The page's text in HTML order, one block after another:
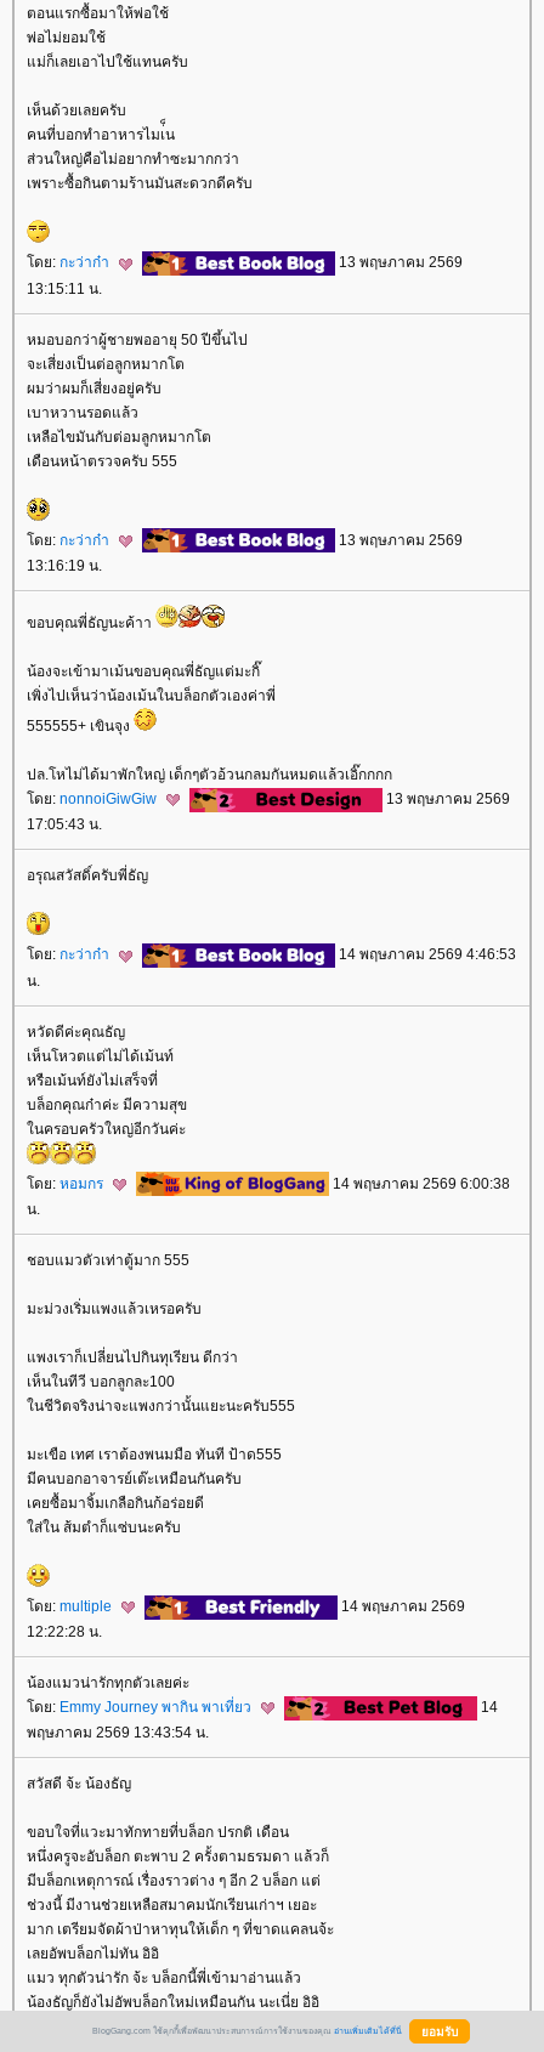
ตอนแรกซื้อมาให้พ่อใช้
พ่อไม่ยอมใช้
ม่ก็เลยเอาไปใช้แทนครับ
เห็นด้วยเลยครับ
คนที่บอกทำอาหารไมเ่็น
ส่วนใหญ่คือไม่อยากทำซะมากกว่า
เพราะซื้อกินตามร้านมันสะดวกดีครับ
ดย: กะว่าก๋า
13 พฤษภาคม 2569
13:15:11 น.
หมอบอกว่าผู้ชายพออายุ 50 ปีขึ้นไป
จะเสี่ยงเป็นต่อลูกหมากโต
ผมว่าผมก็เสี่ยงอยู่ครับ
เบาหวานรอดแล้ว
เหลือไขมันกับต่อมลูกหมากโต
เดือนหน้าตรวจครับ 555
ดย: กะว่าก๋า
13 พฤษภาคม 2569
13:16:19 น.
ขอบคุณพี่ธัญนะค้าา
น้องจะเข้ามาเม้นขอบคุณพี่ธัญแต่มะกิ๊
เพิ่งไปเห็นว่าน้องเม้นในบล็อกตัวเองค่าพี่
555555+ เขินจุง
ปล.โหไม่ได้มาพักใหญ่ เด็กๆตัวอ้วนกลมกันหมดแล้วเอิ๊กกกก
ดย: nonnoiGiwGiw
13 พฤษภาคม 2569
17:05:43 น.
อรุณสวัสดิ์ครับพี่ธัญ
ดย: กะว่าก๋า
14 พฤษภาคม 2569 4:46:53
น.
หวัดดีค่ะคุณธัญ
เห็นโหวตแต่ไม่ได้เม้นท์
หรือเม้นท์ยังไม่เสร็จที่
บล็อกคุณก๋าค่ะ มีความสุข
นครอบครัวใหญ่อีกวันค่ะ
ดย: หอมกร
14 พฤษภาคม 2569 6:00:38
น.
ชอบแมวตัวเท่าตู้มาก 555
มะม่วงเริ่มแพงแล้วเหรอครับ
พงเราก็เปลี่ยนไปกินทุเรียน ดีกว่า
เห็นในทีวี บอกลูกละ100
นชีวิตจริงน่าจะแพงกว่านั้นแยะนะครับ555
มะเขือ เทศ เราต้องพนมมือ ทันที ป้าด555
มีคนบอกอาจารย์เต๊ะเหมือนกันครับ
เคยซื้อมาจิ้มเกลือกินก้อร่อยดี
ส่ใน ส้มตำก็แซ่บนะครับ
ดย: multiple
14 พฤษภาคม 2569
12:22:28 น.
น้องแมวน่ารักทุกตัวเลยค่ะ
ดย: Emmy Journey พากิน พาเที่ยว
14
พฤษภาคม 2569 13:43:54 น.
สวัสดี จ้ะ น้องธัญ
ขอบใจที่แวะมาทักทายที่บล็อก ปรกติ เดือน
หนึ่งครูจะอับล็อก ตะพาบ 2 ครั้งตามธรมดา แล้วก็
มีบล็อกเหตุการณ์ เรื่องราวต่าง ๆ อีก 2 บล็อก แต่
ช่วงนี้ มีงานช่วยเหลือสมาคมนักเรียนเก่าฯ เยอะ
มาก เตรียมจัดผ้าป่าหาทุนให้เด็ก ๆ ที่ขาดแคลนจ้ะ
เลยอัพบล็อกไม่ทัน อิอิ
มว ทุกตัวน่ารัก จ้ะ บล็อกนี้พี่เข้ามาอ่านแล้ว
น้องธัญก็ยังไม่อัพบล็อกใหม่เหมือนกัน นะเนี่ย อิอิ
อาจารย์สุวิมล
14 พฤษภาคม 2569
BlogGang.com ใช้คุกกี้เพื่อพัฒนาประสบการณ์การใช้งานของคุณ อ่านเพิ่มเติมได้ที่นี่